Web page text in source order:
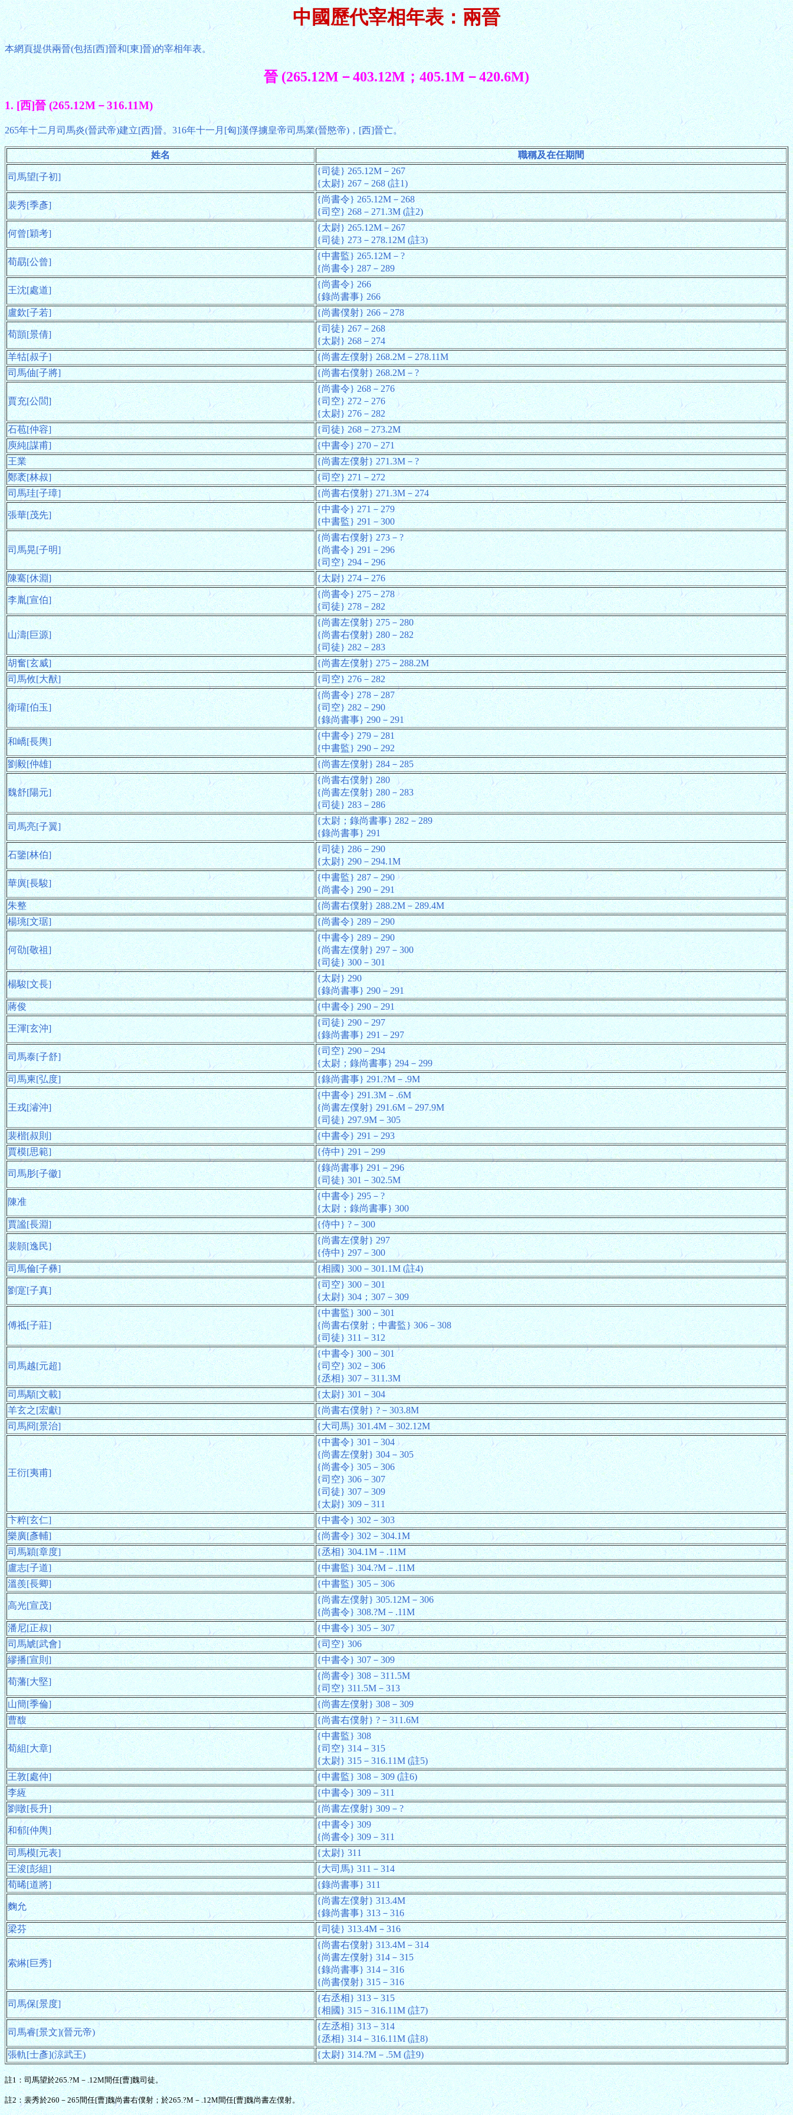
中國歷代宰相年表：兩晉
本網頁提供兩晉(包括[西]晉和[東]晉)的宰相年表。
晉 (265.12M－403.12M；405.1M－420.6M)
1. [西]晉 (265.12M－316.11M)
265年十二月司馬炎(晉武帝)建立[西]晉。316年十一月[匈]漢俘擄皇帝司馬業(晉愍帝)，[西]晉亡。
姓名 職稱及在任期間
司馬望[子初]
{司徒} 265.12M－267
{太尉} 267－268 (註1)
裴秀[季彥]
{尚書令} 265.12M－268
{司空} 268－271.3M (註2)
何曾[穎考]
{太尉} 265.12M－267
{司徒} 273－278.12M (註3)
荀勗[公曾]
{中書監} 265.12M－?
{尚書令} 287－289
王沈[處道]
{尚書令} 266
{錄尚書事} 266
盧欽[子若]
{尚書僕射} 266－278
荀顗[景倩]
{司徒} 267－268
{太尉} 268－274
羊牯[叔子]
{尚書左僕射} 268.2M－278.11M
司馬伷[子將]
{尚書右僕射} 268.2M－?
賈充[公閭]
{尚書令} 268－276
{司空} 272－276
{太尉} 276－282
石苞[仲容]
{司徒} 268－273.2M
庾純[謀甫]
{中書令} 270－271
王業
{尚書左僕射} 271.3M－?
鄭袤[林叔]
{司空} 271－272
司馬珪[子璋]
{尚書右僕射} 271.3M－274
張華[茂先]
{中書令} 271－279
{中書監} 291－300
司馬晃[子明]
{尚書右僕射} 273－?
{尚書令} 291－296
{司空} 294－296
陳騫[休淵]
{太尉} 274－276
李胤[宣伯]
{尚書令} 275－278
{司徒} 278－282
山濤[巨源]
{尚書左僕射} 275－280
{尚書右僕射} 280－282
{司徒} 282－283
胡奮[玄威]
{尚書左僕射} 275－288.2M
司馬攸[大猷]
{司空} 276－282
衛瓘[伯玉]
{尚書令} 278－287
{司空} 282－290
{錄尚書事} 290－291
和嶠[長輿]
{中書令} 279－281
{中書監} 290－292
劉毅[仲雄]
{尚書左僕射} 284－285
魏舒[陽元]
{尚書右僕射} 280
{尚書左僕射} 280－283
{司徒} 283－286
司馬亮[子翼]
{太尉；錄尚書事} 282－289
{錄尚書事} 291
石鑒[林伯]
{司徒} 286－290
{太尉} 290－294.1M
華廙[長駿]
{中書監} 287－290
{尚書令} 290－291
朱整
{尚書右僕射} 288.2M－289.4M
楊珧[文琚]
{尚書令} 289－290
何劭[敬祖]
{中書令} 289－290
{尚書左僕射} 297－300
{司徒} 300－301
楊駿[文長]
{太尉} 290
{錄尚書事} 290－291
蔣俊
{中書令} 290－291
王渾[玄沖]
{司徒} 290－297
{錄尚書事} 291－297
司馬泰[子舒]
{司空} 290－294
{太尉；錄尚書事} 294－299
司馬柬[弘度]
{錄尚書事} 291.?M－.9M
王戎[濬沖]
{中書令} 291.3M－.6M
{尚書左僕射} 291.6M－297.9M
{司徒} 297.9M－305
裴楷[叔則]
{中書令} 291－293
賈模[思範]
{侍中} 291－299
司馬肜[子徽]
{錄尚書事} 291－296
{司徒} 301－302.5M
陳准
{中書令} 295－?
{太尉；錄尚書事} 300
賈謐[長淵]
{侍中} ?－300
裴頠[逸民]
{尚書左僕射} 297
{侍中} 297－300
司馬倫[子彝]
{相國} 300－301.1M (註4)
劉寔[子真]
{司空} 300－301
{太尉} 304；307－309
傅祗[子莊]
{中書監} 300－301
{尚書右僕射；中書監} 306－308
{司徒} 311－312
司馬越[元超]
{中書令} 300－301
{司空} 302－306
{丞相} 307－311.3M
司馬顒[文載]
{太尉} 301－304
羊玄之[宏獻]
{尚書右僕射} ?－303.8M
司馬冏[景治]
{大司馬} 301.4M－302.12M
王衍[夷甫]
{中書令} 301－304
{尚書左僕射} 304－305
{尚書令} 305－306
{司空} 306－307
{司徒} 307－309
{太尉} 309－311
卞粹[玄仁]
{中書令} 302－303
樂廣[彥輔]
{尚書令} 302－304.1M
司馬穎[章度]
{丞相} 304.1M－.11M
盧志[子道]
{中書監} 304.?M－.11M
溫羨[長卿]
{中書監} 305－306
高光[宣茂]
{尚書左僕射} 305.12M－306
{尚書令} 308.?M－.11M
潘尼[正叔]
{中書令} 305－307
司馬虓[武會]
{司空} 306
繆播[宣則]
{中書令} 307－309
荀藩[大堅]
{尚書令} 308－311.5M
{司空} 311.5M－313
山簡[季倫]
{尚書左僕射} 308－309
曹馥
{尚書右僕射} ?－311.6M
荀組[大章]
{中書監} 308
{司空} 314－315
{太尉} 315－316.11M (註5)
王敦[處仲]
{中書監} 308－309 (註6)
李絚
{中書令} 309－311
劉暾[長升]
{尚書左僕射} 309－?
和郁[仲輿]
{中書令} 309
{尚書令} 309－311
司馬模[元表]
{太尉} 311
王浚[彭組]
{大司馬} 311－314
荀晞[道將]
{錄尚書事} 311
麴允
{尚書左僕射} 313.4M
{錄尚書事} 313－316
梁芬
{司徒} 313.4M－316
索綝[巨秀]
{尚書右僕射} 313.4M－314
{尚書左僕射} 314－315
{錄尚書事} 314－316
{尚書僕射} 315－316
司馬保[景度]
{右丞相} 313－315
{相國} 315－316.11M (註7)
司馬睿[景文](晉元帝)
{左丞相} 313－314
{丞相} 314－316.11M (註8)
張軌[士彥](涼武王)
{太尉} 314.?M－.5M (註9)
註1：司馬望於265.?M－.12M間任[曹]魏司徒。
註2：裴秀於260－265間任[曹]魏尚書右僕射；於265.?M－.12M間任[曹]魏尚書左僕射。